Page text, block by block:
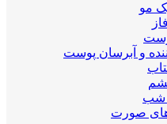
مو
و آبرسان پوست
شب
های صورت